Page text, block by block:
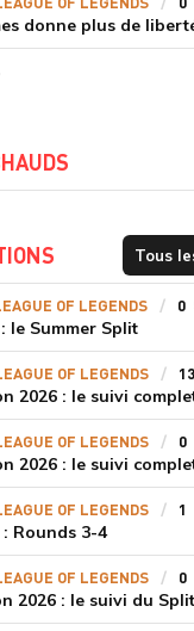
suivante
OF LEGENDS 0
le Summer Split
OF LEGENDS 13
2026 : le suivi
OF LEGENDS 0
2026 : le suivi
OF LEGENDS 1
: Rounds 3-4
OF LEGENDS 0
2026 : le suivi du